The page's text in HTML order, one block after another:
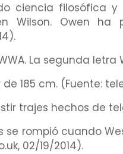
ciencia filosófica
Wilson. Owen ha
La segunda letra
185 cm. (Fuente:
trajes hechos de
se rompió cuando
02/19/2014).